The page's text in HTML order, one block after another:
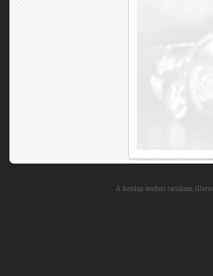
A honlap eredeti tartalma,